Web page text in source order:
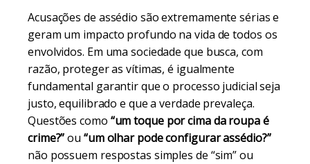
Acusações de assédio são extremamente sérias e
geram um impacto profundo na vida de todos os
envolvidos. Em uma sociedade que busca, com
razão, proteger as vítimas, é igualmente
fundamental garantir que o processo judicial seja
justo, equilibrado e que a verdade prevaleça.
Questões como “um toque por cima da roupa é
crime?”ou “um olhar pode configurar assédio?”
não possuem respostas simples de “sim” ou